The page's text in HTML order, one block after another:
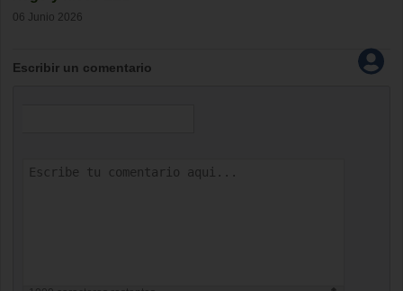
06 Junio 2026
Escribir un comentario